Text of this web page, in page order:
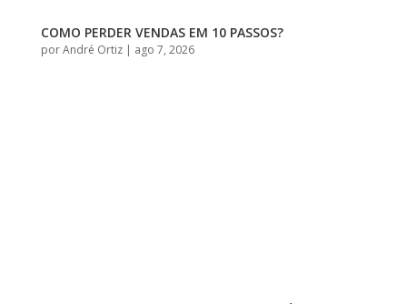
COMO PERDER VENDAS EM 10 PASSOS?
porAndré Ortiz| ago 7, 2026